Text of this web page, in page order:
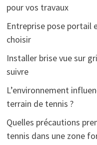
pour vos travaux
Entreprise pose portail
choisir
Installer brise vue sur
suivre
L’environnement
terrain de tennis ?
Quelles précautions
tennis dans une zone